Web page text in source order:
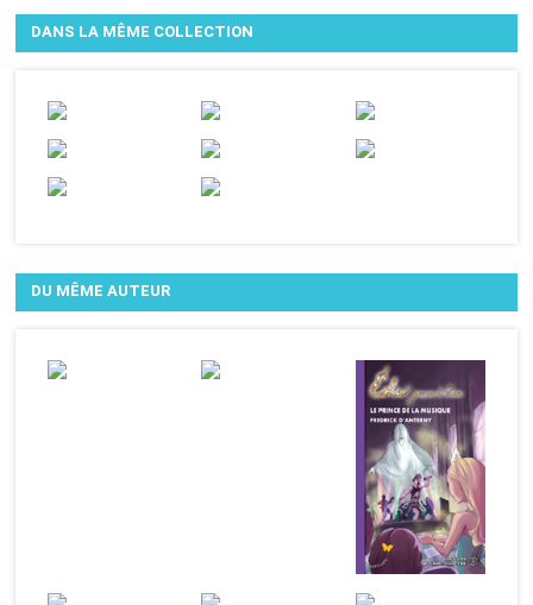
DANS LA MÊME COLLECTION
DU MÊME AUTEUR